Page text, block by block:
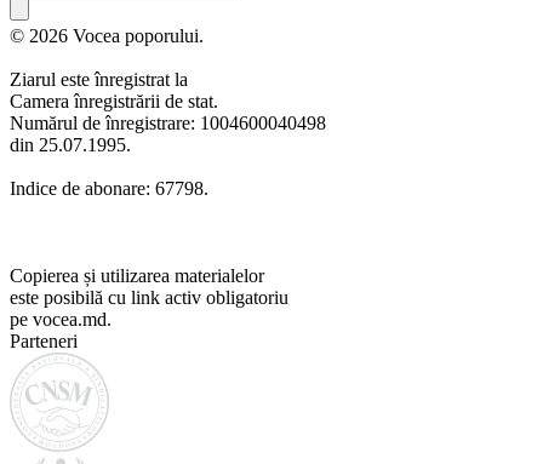
© 2026 Vocea poporului.
Ziarul este înregistrat la
Camera înregistrării de stat.
Numărul de înregistrare: 1004600040498
din 25.07.1995.
Indice de abonare: 67798.
Copierea și utilizarea materialelor
este posibilă cu link activ obligatoriu
pe vocea.md.
Parteneri